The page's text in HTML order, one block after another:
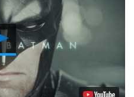
Reproduzir
Vídeo